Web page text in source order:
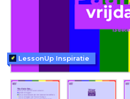
LessonUp Inspiratie